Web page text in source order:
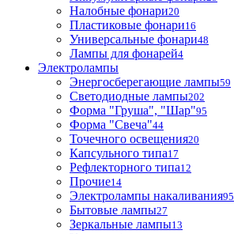
Налобные фонари20
Пластиковые фонари16
Универсальные фонари48
Лампы для фонарей4
Электролампы
Энергосберегающие лампы59
Светодиодные лампы202
Форма "Груша", "Шар"95
Форма "Свеча"44
Точечного освещения20
Капсульного типа17
Рефлекторного типа12
Прочие14
Электролампы накаливания95
Бытовые лампы27
Зеркальные лампы13